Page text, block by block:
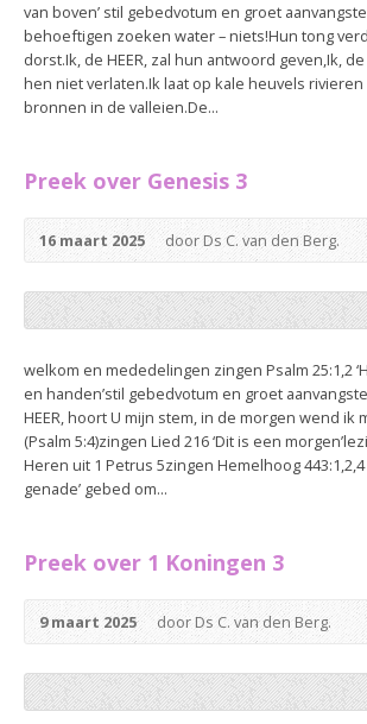
van boven’ stil gebedvotum en groet
behoeftigen zoeken water – niets!Hun tong
dorst.Ik, de HEER, zal hun antwoord geven,Ik,
hen niet verlaten.Ik laat op kale heuvels
bronnen in de valleien.De...
Preek over Genesis 3
16 maart 2025 door Ds C. van den Berg.
welkom en mededelingen zingen Psalm 25:1,2
en handen’stil gebedvotum en groet
HEER, hoort U mijn stem, in de morgen wend ik
(Psalm 5:4)zingen Lied 216 ‘Dit is een
Heren uit 1 Petrus 5zingen Hemelhoog 443:1,2,4
genade’ gebed om...
Preek over 1 Koningen 3
9 maart 2025 door Ds C. van den Berg.